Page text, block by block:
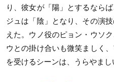
り、彼女が「陽」とするなら
ジュは「陰」となり、その演
えた。ウノ役のピョン・ウソ
ウとの掛け合いも微笑ましく
を受けるシーンは、うらやまし